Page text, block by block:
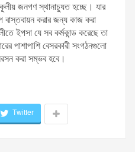
জনগণ স্থানাচ্যুত হচ্ছে। যার
করার জন্য কাজ করা
ইপসা যে সব কর্মকান্ড করেছে তা
পাশাপাশি বেসরকারী সংগঠনগুলো
করা সম্ভব হবে।
Twitter